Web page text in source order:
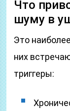
Что
шуму в
Это
них
триггеры: